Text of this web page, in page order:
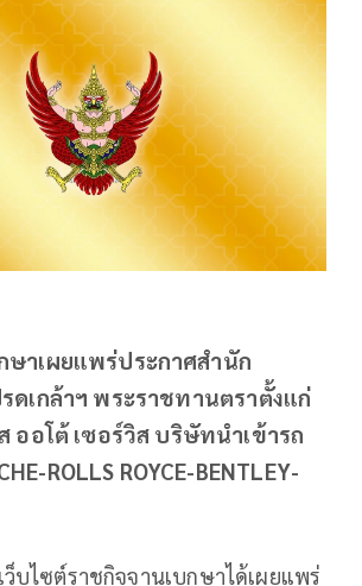
ษาเผยแพร่ประกาศสำนัก
ดเกล้าฯ พระราชทานตราตั้งแก่
ออโต้ เซอร์วิส บริษัทนำเข้ารถ
ROLLS ROYCE-BENTLEY-
ว็บไซต์ราชกิจจานุเบกษาได้เผยแพร่